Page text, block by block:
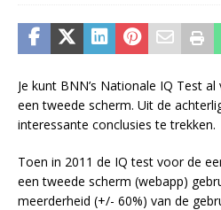
Je kunt BNN’s Nationale IQ Test
een tweede scherm. Uit de
interessante conclusies te trekken.
Toen in 2011 de IQ test voor de
een tweede scherm (webapp)
meerderheid (+/- 60%) van de